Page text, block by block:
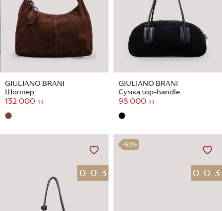
GIULIANO BRANI
Шоппер
132 000 тг
GIULIANO BRANI
Сумка top-handle
98 000 тг
0-0-3
-50%
0-0-3